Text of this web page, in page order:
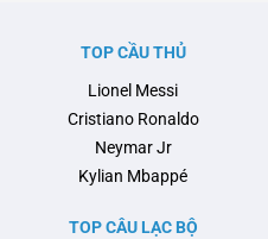
gia đã quyết định tẩy chay sự
TOP CẦU THỦ
Lionel Messi
Cristiano Ronaldo
Neymar Jr
Kylian Mbappé
TOP CÂU LẠC BỘ